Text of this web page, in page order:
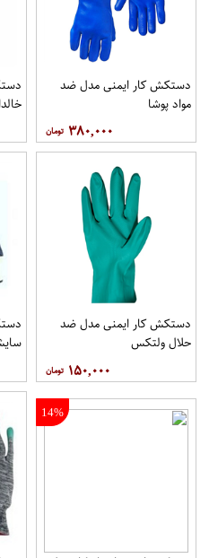
دستکش کار ایمنی مدل ضد
مواد پوشا
۳۸۰,۰۰۰
دستکش کار ایمنی مدل ضد
حلال ولتکس
۱۵۰,۰۰۰
14%